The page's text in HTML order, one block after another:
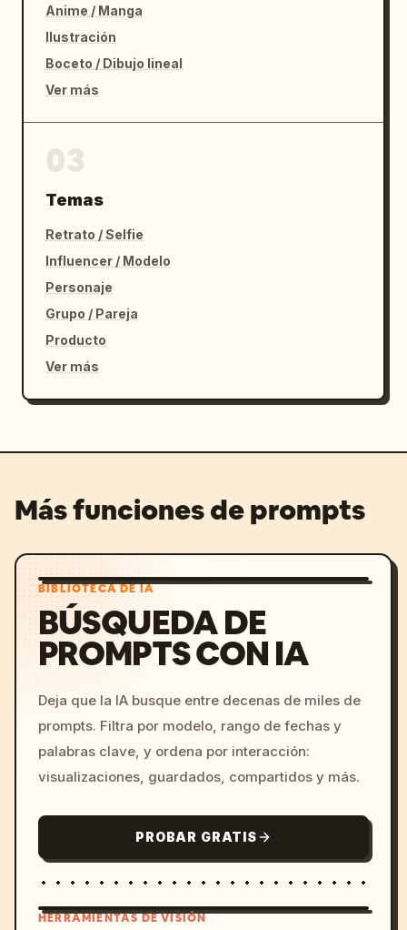
Anime / Manga
Ilustración
Boceto / Dibujo lineal
Ver más
Temas
Retrato / Selfie
Influencer / Modelo
Personaje
Grupo / Pareja
Producto
Ver más
Más funciones de prompts
BIBLIOTECA DE IA
BÚSQUEDA DE
PROMPTS CON IA
Deja que la IA busque entre decenas de miles de
prompts. Filtra por modelo, rango de fechas y
palabras clave, y ordena por interacción:
visualizaciones, guardados, compartidos y más.
PROBAR GRATIS
HERRAMIENTAS DE VISIÓN